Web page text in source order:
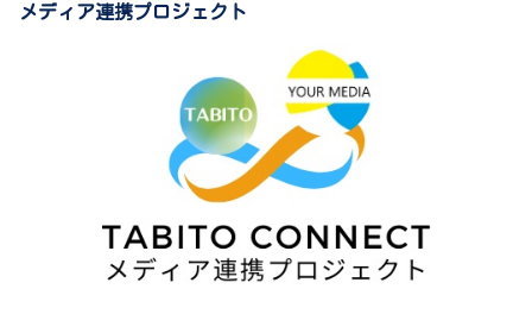
メディア連携プロジェクト